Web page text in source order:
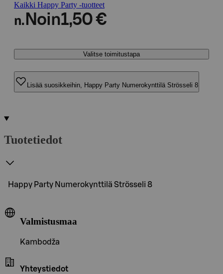
Kaikki Happy Party -tuotteet
n. Noin1,50 €
Valitse toimitustapa
Lisää suosikkeihin, Happy Party Numerokynttilä Strösseli 8
Tuotetiedot
Happy Party Numerokynttilä Strösseli 8
Valmistusmaa
Kambodža
Yhteystiedot